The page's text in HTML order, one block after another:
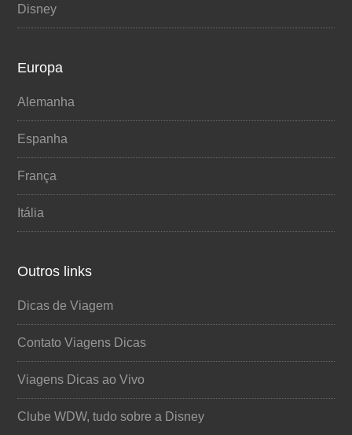
Disney
Europa
Alemanha
Espanha
França
Itália
Outros links
Dicas de Viagem
Contato Viagens Dicas
Viagens Dicas ao Vivo
Clube WDW, tudo sobre a Disney